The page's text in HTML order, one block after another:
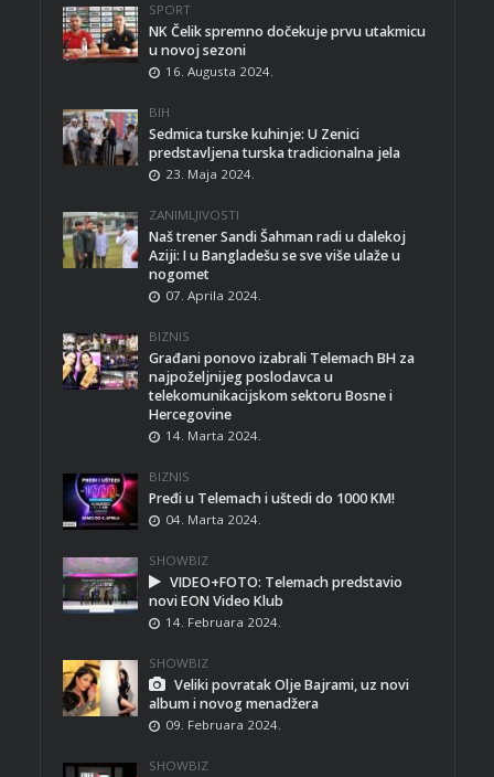
SPORT
NK Čelik spremno dočekuje prvu utakmicu
u novoj sezoni
16. Augusta 2024.
BIH
Sedmica turske kuhinje: U Zenici
predstavljena turska tradicionalna jela
23. Maja 2024.
ZANIMLJIVOSTI
Naš trener Sandi Šahman radi u dalekoj
Aziji: I u Bangladešu se sve više ulaže u
nogomet
07. Aprila 2024.
BIZNIS
Građani ponovo izabrali Telemach BH za
najpoželjnijeg poslodavca u
telekomunikacijskom sektoru Bosne i
Hercegovine
14. Marta 2024.
BIZNIS
Pređi u Telemach i uštedi do 1000 KM!
04. Marta 2024.
SHOWBIZ
VIDEO+FOTO: Telemach predstavio
novi EON Video Klub
14. Februara 2024.
SHOWBIZ
Veliki povratak Olje Bajrami, uz novi
album i novog menadžera
09. Februara 2024.
SHOWBIZ